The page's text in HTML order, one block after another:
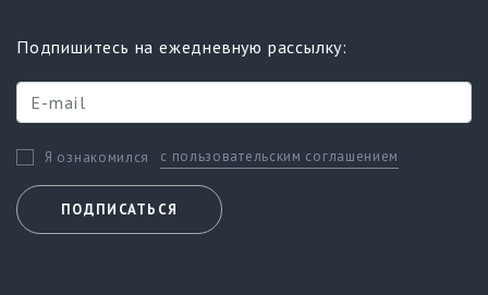
Подпишитесь на ежедневную рассылку:
Я ознакомился с пользовательским соглашением
ПОДПИСАТЬСЯ